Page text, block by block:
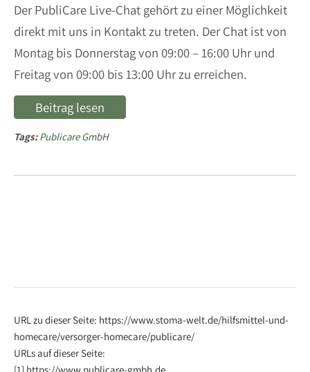
Der PubliCare Live-Chat gehört zu einer Möglichkeit
direkt mit uns in Kontakt zu treten. Der Chat ist von
Montag bis Donnerstag von 09:00 – 16:00 Uhr und
Freitag von 09:00 bis 13:00 Uhr zu erreichen.
Beitrag lesen
Tags:Publicare GmbH
URL zu dieser Seite: https://www.stoma-welt.de/hilfsmittel-und-
homecare/versorger-homecare/publicare/
URLs auf dieser Seite: